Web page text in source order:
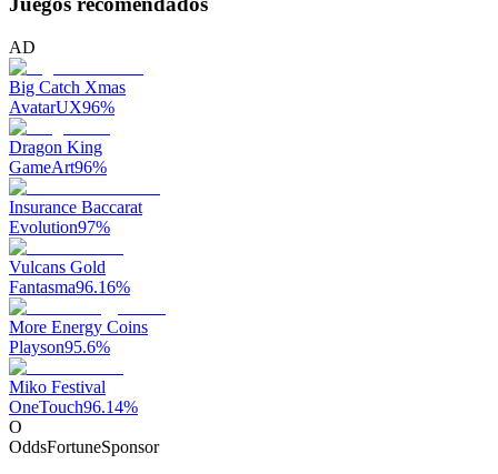
AD
Big Catch Xmas
AvatarUX96%
Dragon King
GameArt96%
Insurance Baccarat
Evolution97%
Vulcans Gold
Fantasma96.16%
More Energy Coins
Playson95.6%
Miko Festival
OneTouch96.14%
O
OddsFortuneSponsor